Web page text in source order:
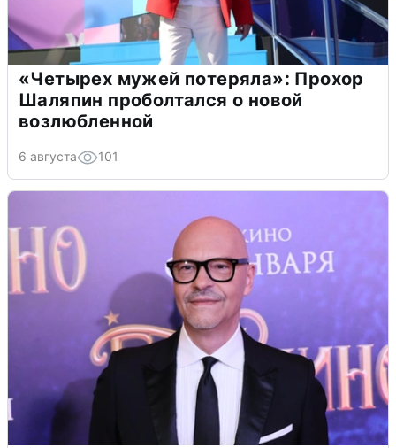
«Четырех мужей потеряла»: Прохор
Шаляпин проболтался о новой
возлюбленной
6 августа 101